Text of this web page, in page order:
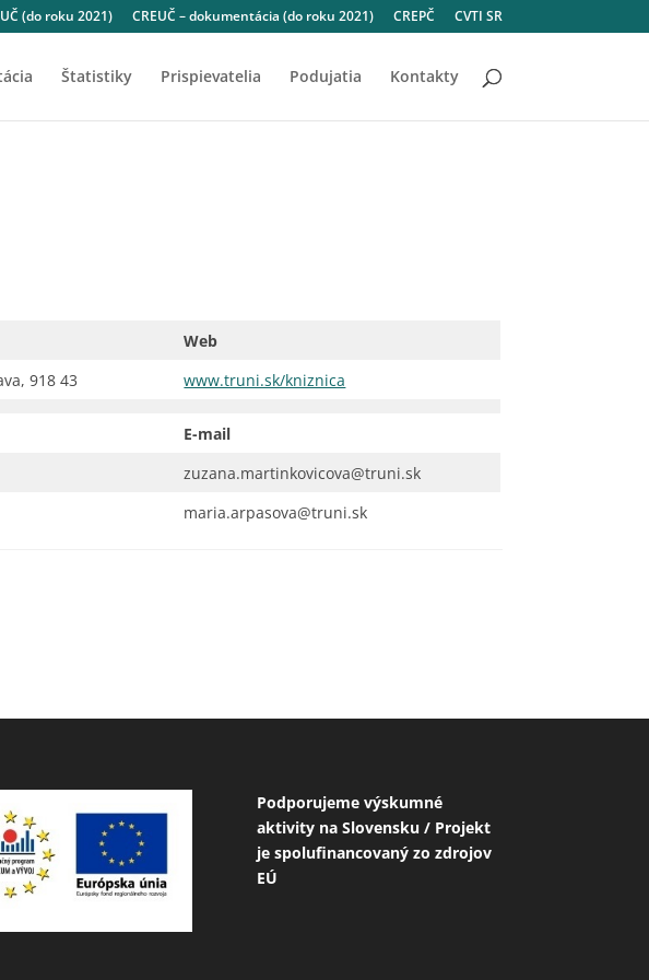
(do roku 2021) CREUČ – dokumentácia (do roku 2021) CREPČ CVTI SR
Štatistiky Prispievatelia Podujatia Kontakty
Web
918 43 www.truni.sk/kniznica
E-mail
zuzana.martinkovicova@truni.sk
maria.arpasova@truni.sk
Podporujeme výskumné
aktivity na Slovensku / Projekt
je spolufinancovaný zo zdrojov
EÚ